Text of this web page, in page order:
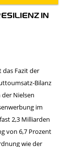
IN
das Fazit der
Bilanz
Nielsen
im
2,3 Milliarden
von 6,7 Prozent
wie der